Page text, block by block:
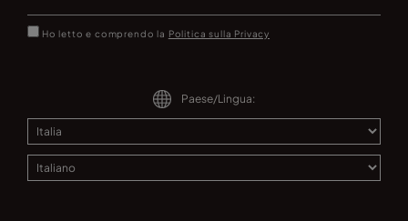
Ho letto e comprendo la Politica sulla Privacy
Paese/Lingua: